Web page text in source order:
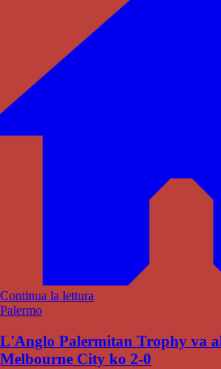
Continua la lettura
Palermo
L'Anglo Palermitan Trophy va
Melbourne City ko 2-0